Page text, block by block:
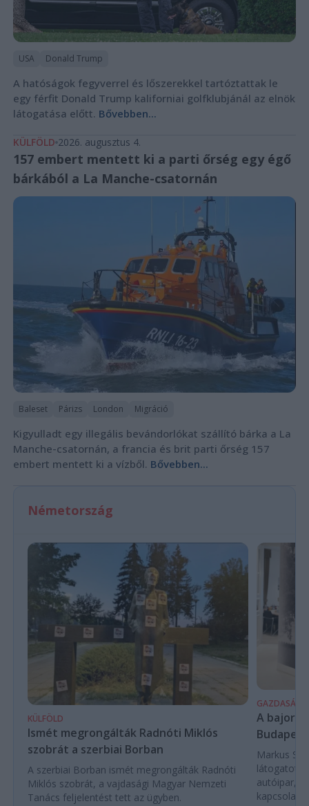
USA Donald Trump
A hatóságok fegyverrel és lőszerekkel tartóztattak le
egy férfit Donald Trump kaliforniai golfklubjánál az elnök
látogatása előtt. Bővebben...
KÜLFÖLD 2026. augusztus 4.
157 embert mentett ki a parti őrség egy égő
bárkából a La Manche-csatornán
Baleset Párizs London Migráció
Kigyulladt egy illegális bevándorlókat szállító bárka a La
Manche-csatornán, a francia és brit parti őrség 157
embert mentett ki a vízből. Bővebben...
Németország
KÜLFÖLD
Ismét megrongálták Radnóti Miklós
szobrát a szerbiai Borban
A szerbiai Borban ismét megrongálták Radnóti
Miklós szobrát, a vajdasági Magyar Nemzeti
Tanács feljelentést tett az ügyben.
GAZDASÁG
A bajor
Markus
látogatott
autóipar,